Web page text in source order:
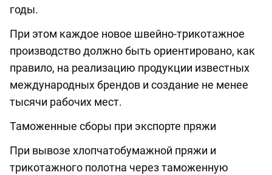
годы.
При этом каждое новое швейно-трикотажное
производство должно быть ориентировано, как
правило, на реализацию продукции известных
международных брендов и создание не менее
тысячи рабочих мест.
Таможенные сборы при экспорте пряжи
При вывозе хлопчатобумажной пряжи и
трикотажного полотна через таможенную